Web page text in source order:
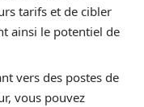
tarifs et de cibler
ainsi le potentiel de
vers des postes de
vous pouvez